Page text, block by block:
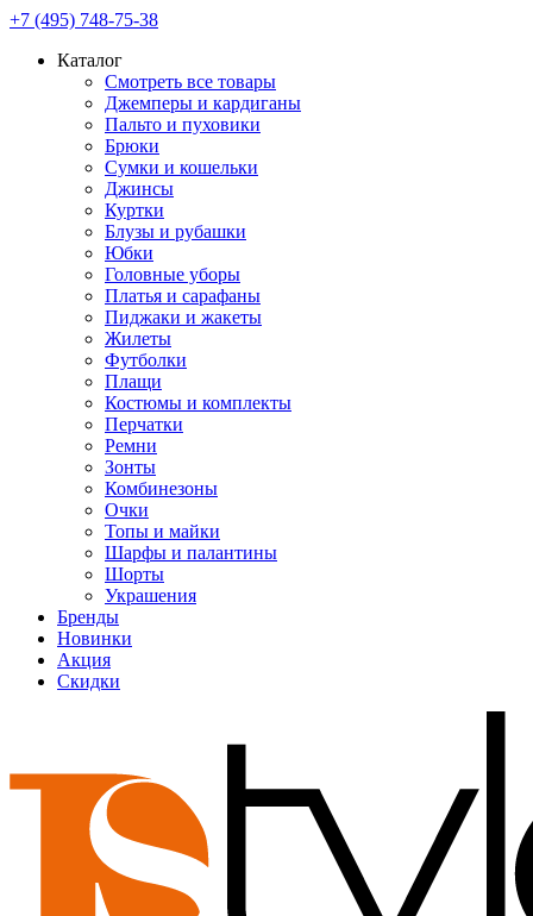
+7 (495) 748-75-38
Каталог
Смотреть все товары
Джемперы и кардиганы
Пальто и пуховики
Брюки
Сумки и кошельки
Джинсы
Куртки
Блузы и рубашки
Юбки
Головные уборы
Платья и сарафаны
Пиджаки и жакеты
Жилеты
Футболки
Плащи
Костюмы и комплекты
Перчатки
Ремни
Зонты
Комбинезоны
Очки
Топы и майки
Шарфы и палантины
Шорты
Украшения
Бренды
Новинки
Акция
Скидки